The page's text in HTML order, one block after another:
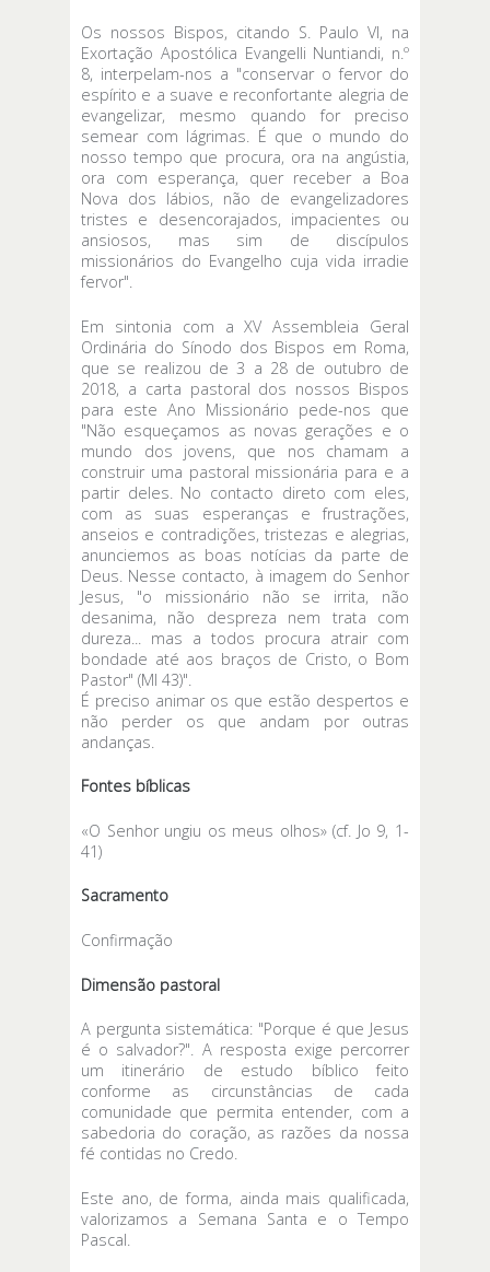
Os nossos Bispos, citando S. Paulo VI, na
Exortação Apostólica Evangelli Nuntiandi, n.º
8, interpelam-nos a "conservar o fervor do
espírito e a suave e reconfortante alegria de
evangelizar, mesmo quando for preciso
semear com lágrimas. É que o mundo do
nosso tempo que procura, ora na angústia,
ora com esperança, quer receber a Boa
Nova dos lábios, não de evangelizadores
tristes e desencorajados, impacientes ou
ansiosos, mas sim de discípulos
missionários do Evangelho cuja vida irradie
fervor".
Em sintonia com a XV Assembleia Geral
Ordinária do Sínodo dos Bispos em Roma,
que se realizou de 3 a 28 de outubro de
2018, a carta pastoral dos nossos Bispos
para este Ano Missionário pede-nos que
"Não esqueçamos as novas gerações e o
mundo dos jovens, que nos chamam a
construir uma pastoral missionária para e a
partir deles. No contacto direto com eles,
com as suas esperanças e frustrações,
anseios e contradições, tristezas e alegrias,
anunciemos as boas notícias da parte de
Deus. Nesse contacto, à imagem do Senhor
Jesus, "o missionário não se irrita, não
desanima, não despreza nem trata com
dureza... mas a todos procura atrair com
bondade até aos braços de Cristo, o Bom
Pastor" (MI 43)".
É preciso animar os que estão despertos e
não perder os que andam por outras
andanças.
Fontes bíblicas
«O Senhor ungiu os meus olhos» (cf. Jo 9, 1-
41)
Sacramento
Confirmação
Dimensão pastoral
A pergunta sistemática: "Porque é que Jesus
é o salvador?". A resposta exige percorrer
um itinerário de estudo bíblico feito
conforme as circunstâncias de cada
comunidade que permita entender, com a
sabedoria do coração, as razões da nossa
fé contidas no Credo.
Este ano, de forma, ainda mais qualificada,
valorizamos a Semana Santa e o Tempo
Pascal.